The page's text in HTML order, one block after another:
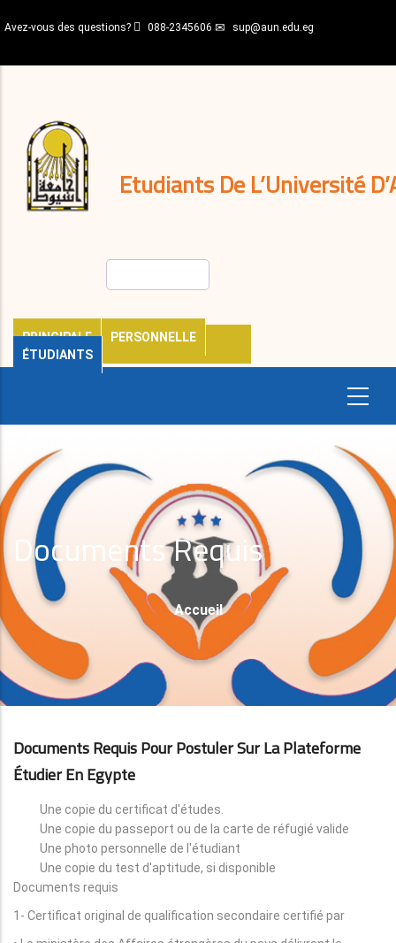
au
principal
Avez-vous des questions? 088-2345606 sup@aun.edu.eg
Etudiants De L’Université
PRINCIPALE
PERSONNELLE
ÉTUDIANTS
décisions
Expatriés
Journal
Documents Requis
Fil
D'Ariane
Accueil
Documents Requis Pour Postuler Sur La Plateforme
Étudier En Egypte
Une copie du certificat d'études.
Une copie du passeport ou de la carte de réfugié valide
Une photo personnelle de l'étudiant
Une copie du test d'aptitude, si disponible
Documents requis
1- Certificat original de qualification secondaire certifié par